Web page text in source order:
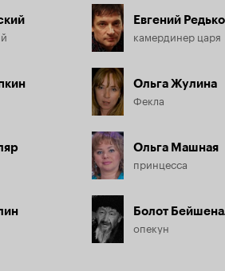
Евгений Редько
камердинер царя
Ольга Жулина
Фекла
Ольга Машная
принцесса
Болот
опекун